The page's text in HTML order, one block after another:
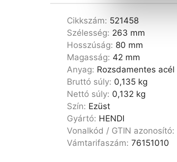
Cikkszám: 521458
Szélesség: 263 mm
Hosszúság: 80 mm
Magasság: 42 mm
Anyag: Rozsdamentes acél
Bruttó súly: 0,135 kg
Nettó súly: 0,132 kg
Szín: Ezüst
Gyártó: HENDI
Vonalkód / GTIN azonosító:
Vámtarifaszám:76151010